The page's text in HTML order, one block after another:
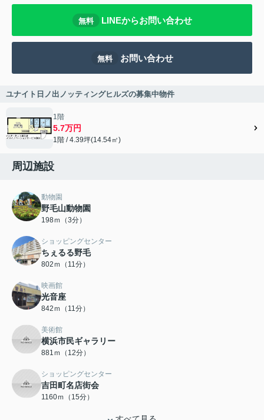
無料 LINEからお問い合わせ
無料 お問い合わせ
ユナイト日ノ出ノッティングヒルズの募集中物件
1階
5.7万円
1階 / 4.39坪(14.54㎡)
周辺施設
動物園
野毛山動物園
198ｍ（3分）
ショッピングセンター
ちぇるる野毛
802ｍ（11分）
映画館
光音座
842ｍ（11分）
美術館
横浜市民ギャラリー
881ｍ（12分）
ショッピングセンター
吉田町名店街会
1160ｍ（15分）